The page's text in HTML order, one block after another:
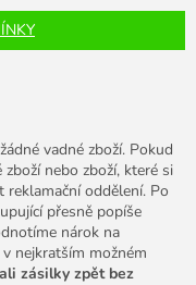
vadné zboží. Pokud
nebo zboží, které si
oddělení. Po
přesně popíše
nárok na
nejkratším možném
zásilky zpět bez